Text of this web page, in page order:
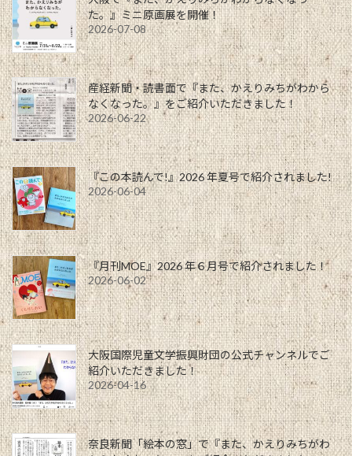
た。』ミニ原画展を開催！
2026-07-08
産経新聞・読書面で『また、かえりみちがわから
なくなった。』をご紹介いただきました！
2026-06-22
『この本読んで!』2026 年夏号で紹介されました!
2026-06-04
『月刊MOE』2026 年６月号で紹介されました！
2026-06-02
大阪国際児童文学振興財団の公式チャンネルでご
紹介いただきました！
2026-04-16
奈良新聞「絵本の窓」で『また、かえりみちがわ